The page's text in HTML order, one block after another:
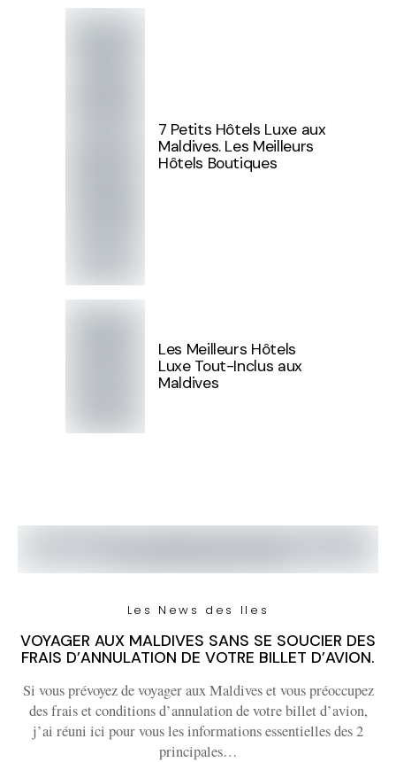
7 Petits Hôtels Luxe aux
Maldives. Les Meilleurs
Hôtels Boutiques
Les Meilleurs Hôtels
Luxe Tout-Inclus aux
Maldives
Les News des Iles
VOYAGER AUX MALDIVES SANS SE SOUCIER DES
FRAIS D’ANNULATION DE VOTRE BILLET D’AVION.
Si vous prévoyez de voyager aux Maldives et vous préoccupez
des frais et conditions d’annulation de votre billet d’avion,
j’ai réuni ici pour vous les informations essentielles des 2
principales…